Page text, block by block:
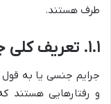
طرف هستند.
۱.۱. تعریف کلی جرایم جنسی و منافی عفت
جرایم جنسی یا به قول
و رفتارهایی هستند